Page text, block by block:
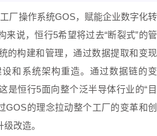
厂操作系统GOS，赋能企业数字化转
来说，恒行5希望将过去“断裂式”的管
的构建和管理，通过数据提取和变现
和系统架构重造。通过数据链的变
是恒行5面向整个泛半导体行业的“目
GOS的理念拉动整个工厂的变革和创
改造。